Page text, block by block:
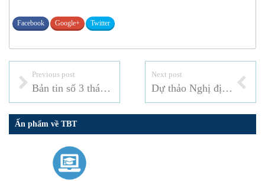
Facebook Google+ Twitter
Previous post
Bản tin số 3 tháng 7 – 2025
Next post
Dự thảo Nghị định sửa đổi, bổ sung một số điều của Nghị định số 15/2018/NĐ- CP hướng dẫn Luật An toàn thực phẩm của Việt Nam
Ấn phẩm về TBT